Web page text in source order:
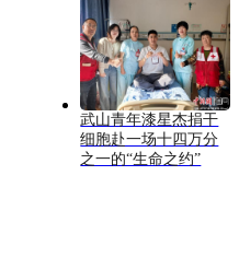
武山青年漆星杰捐干
细胞赴一场十四万分
之一的“生命之约”